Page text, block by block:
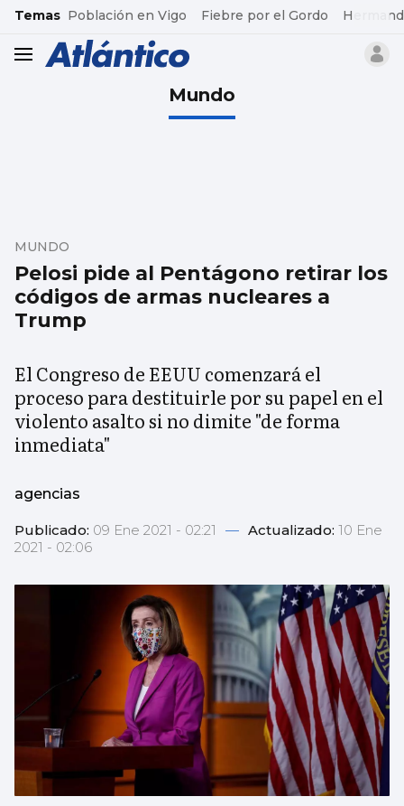
common.go-to-content
Temas Población en Vigo Fiebre por el Gordo
header.menu.open
Mundo
Pelosi pide al Pentágono retirar los
códigos de armas nucleares a
Trump
MUNDO
El Congreso de EEUU comenzará el
proceso para destituirle por su papel en el
violento asalto si no dimite "de forma
inmediata"
agencias
Publicado: 09 Ene 2021 - 02:21 — Actualizado: 10 Ene
2021 - 02:06